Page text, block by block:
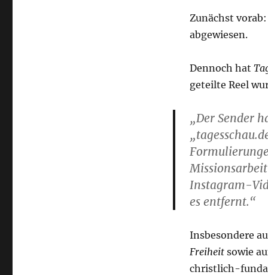
Zunächst
abgewiesen.
Dennoch hat
geteilte Reel
„Der Sender
Instagram-
es entfernt.“
Insbesondere
Freiheitsowie
christlich-